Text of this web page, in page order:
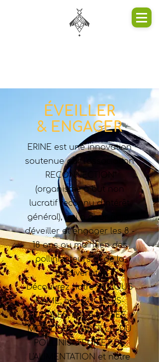
ÉVEILLER
& ENGAGER
ERINE est une innovation
soutenue par l'association
RECONNECTION
(organisme à but non
lucratif reconnu d'intérêt
général), qui a pour objet
d'éveiller et engager les 8 -
18 ans au maintien des
pollinisateurs et de la
biodiversité.
Découvrez notre SERIOUS
GAME, nos RUCHERS-
ÉCOLES, notre MUSÉE
MOBILE DE L'ABEILLE, DU
POLLINISATEUR ET DE
L'ALIMENTATION et notre